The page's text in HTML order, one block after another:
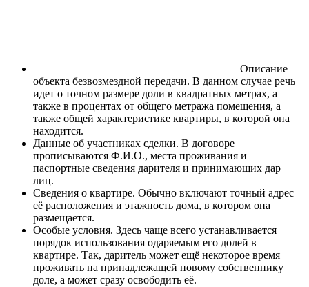
Описание
объекта безвозмездной передачи. В данном случае речь
идет о точном размере доли в квадратных метрах, а
также в процентах от общего метража помещения, а
также общей характеристике квартиры, в которой она
находится.
Данные об участниках сделки. В договоре
прописываются Ф.И.О., места проживания и
паспортные сведения дарителя и принимающих дар
лиц.
Сведения о квартире. Обычно включают точный адрес
её расположения и этажность дома, в котором она
размещается.
Особые условия. Здесь чаще всего устанавливается
порядок использования одаряемым его долей в
квартире. Так, даритель может ещё некоторое время
проживать на принадлежащей новому собственнику
доле, а может сразу освободить её.